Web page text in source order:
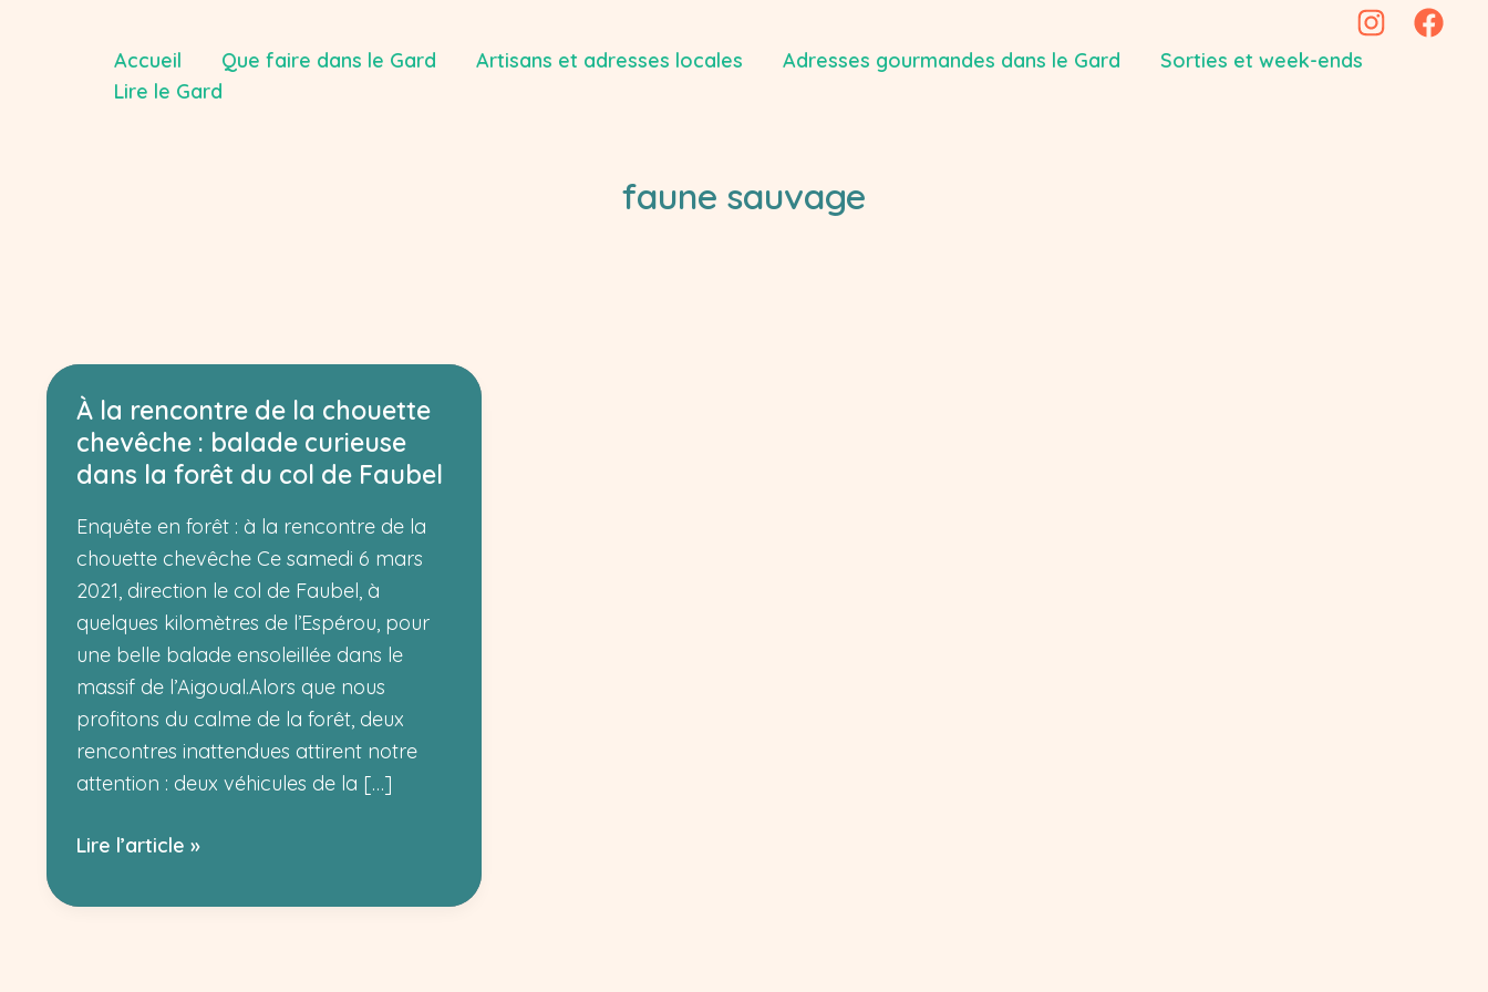
Accueil Que faire dans le Gard Artisans et adresses locales Adresses gourmandes dans le Gard
Sorties et week-ends
Lire le Gard
faune sauvage
À la rencontre de la chouette
chevêche : balade curieuse
dans la forêt du col de Faubel
Enquête en forêt : à la rencontre de la
chouette chevêche Ce samedi 6 mars
2021, direction le col de Faubel, à
quelques kilomètres de l’Espérou, pour
une belle balade ensoleillée dans le
massif de l’Aigoual.Alors que nous
profitons du calme de la forêt, deux
rencontres inattendues attirent notre
attention : deux véhicules de la […]
À
rencontre
Lire l’article »